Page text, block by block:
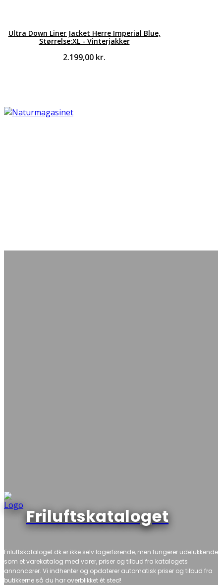
Ultra Down Liner Jacket Herre Imperial Blue,
Størrelse:XL - Vinterjakker
2.199,00 kr.
Friluftskataloget
Friluftskataloget.dk er ikke selv lagerførende, men fungerer udelukkende
som et varekatalog med varer, priser og tilbud fra katalogets
annoncører. Vi indhenter og opdaterer automatisk priser og tilbud fra
butikkerne så du har overblikket ét sted!